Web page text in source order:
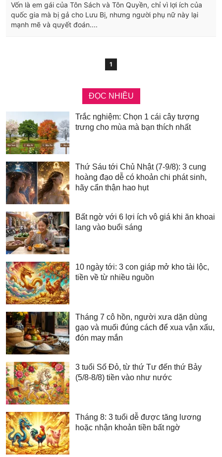
Vốn là em gái của Tôn Sách và Tôn Quyền, chỉ vì lợi ích của
quốc gia mà bị gả cho Lưu Bị, nhưng người phụ nữ này lại
mạnh mẽ và quyết đoán....
1
ĐỌC NHIỀU
Trắc nghiệm: Chọn 1 cái cây tượng
trưng cho mùa mà bạn thích nhất
Thứ Sáu tới Chủ Nhật (7-9/8): 3 cung
hoàng đạo dễ có khoản chi phát sinh,
hãy cẩn thận hao hụt
Bất ngờ với 6 lợi ích vô giá khi ăn khoai
lang vào buổi sáng
10 ngày tới: 3 con giáp mở kho tài lộc,
tiền về từ nhiều nguồn
Tháng 7 cô hồn, người xưa dặn dùng
gạo và muối đúng cách để xua vận xấu,
đón may mắn
3 tuổi Số Đỏ, từ thứ Tư đến thứ Bảy
(5/8-8/8) tiền vào như nước
Tháng 8: 3 tuổi dễ được tăng lương
hoặc nhận khoản tiền bất ngờ